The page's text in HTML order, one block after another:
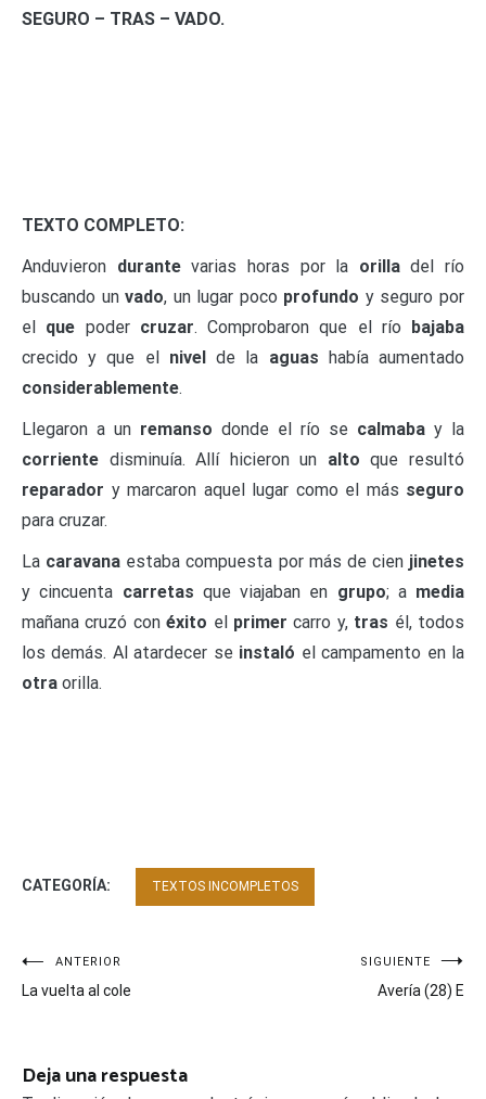
SEGURO – TRAS – VADO.
TEXTO COMPLETO:
Anduvieron durantevarias horas por la orilladel río
buscando unvado, un lugar poco profundo y seguro por
el que poder cruzar. Comprobaron que el río bajaba
crecido y que el nivelde la aguas había aumentado
considerablemente.
Llegaron a un remanso donde el río se calmaba y la
corriente disminuía. Allí hicieron un alto que resultó
reparador y marcaron aquel lugar como el más seguro
para cruzar.
La caravana estaba compuesta por más de cien jinetes
y cincuenta carretas que viajaban en grupo; a media
mañana cruzó conéxito el primer carro y, tras él, todos
los demás. Al atardecer se instaló el campamento en la
otra orilla.
CATEGORÍA: TEXTOS INCOMPLETOS
Navegación
de
ANTERIOR
La vuelta al cole
SIGUIENTE
Avería (28) E
Deja una respuesta